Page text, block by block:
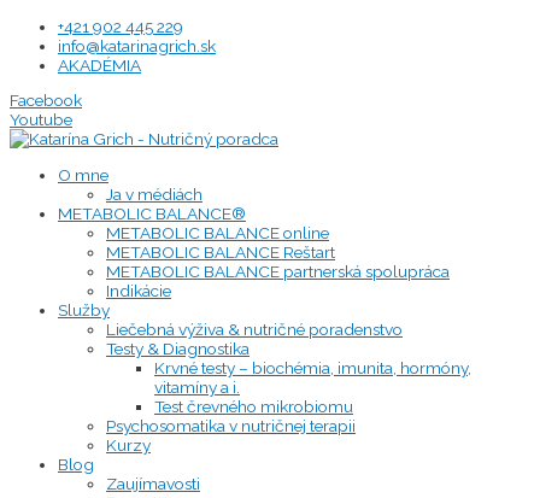
Preskočiť
obsah
+421 902 445 229
info@katarinagrich.sk
AKADÉMIA
Facebook
Youtube
O mne
Ja v médiách
METABOLIC BALANCE®
METABOLIC BALANCE online
METABOLIC BALANCE Reštart
METABOLIC BALANCE partnerská spolupráca
Indikácie
Služby
Liečebná výživa & nutričné poradenstvo
Testy & Diagnostika
Krvné testy – biochémia, imunita, hormóny,
vitamíny a i.
Test črevného mikrobiomu
Psychosomatika v nutričnej terapii
Kurzy
Blog
Zaujímavosti